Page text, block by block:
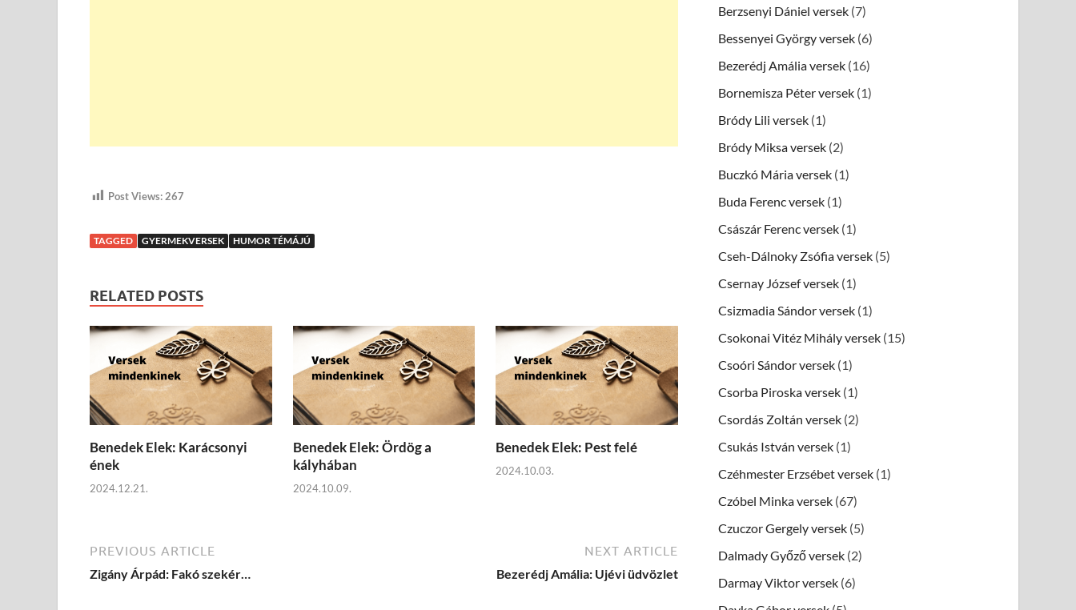
Post Views: 267
TAGGED GYERMEKVERSEK HUMOR TÉMÁJÚ
RELATED POSTS
Benedek Elek: Karácsonyi
ének
2024.12.21.
Benedek Elek: Ördög a
kályhában
2024.10.09.
Benedek Elek: Pest felé
2024.10.03.
PREVIOUS ARTICLE
Zigány Árpád: Fakó szekér…
NEXT ARTICLE
Bezerédj Amália: Ujévi üdvözlet
Berzsenyi Dániel versek (7)
Bessenyei György versek (6)
Bezerédj Amália versek (16)
Bornemisza Péter versek (1)
Bródy Lili versek (1)
Bródy Miksa versek (2)
Buczkó Mária versek (1)
Buda Ferenc versek (1)
Császár Ferenc versek (1)
Cseh-Dálnoky Zsófia versek (5)
Csernay József versek (1)
Csizmadia Sándor versek (1)
Csokonai Vitéz Mihály versek (15)
Csoóri Sándor versek (1)
Csorba Piroska versek (1)
Csordás Zoltán versek (2)
Csukás István versek (1)
Czéhmester Erzsébet versek (1)
Czóbel Minka versek (67)
Czuczor Gergely versek (5)
Dalmady Győző versek (2)
Darmay Viktor versek (6)